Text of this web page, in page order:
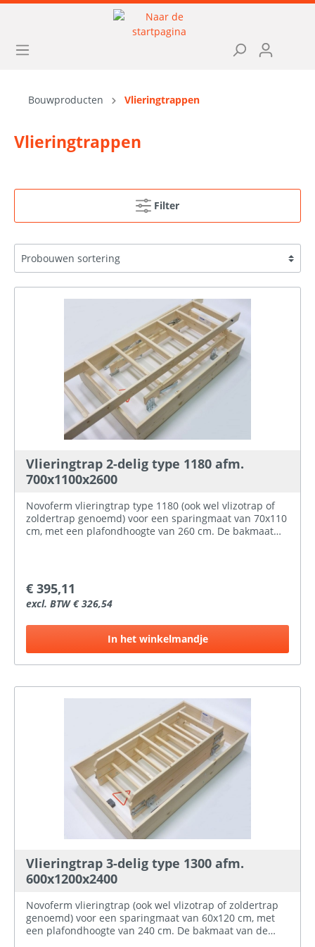
Bouwproducten Vlieringtrappen
Vlieringtrappen
Filter
Vlieringtrap 2-delig type 1180 afm.
700x1100x2600
Novoferm vlieringtrap type 1180 (ook wel vlizotrap of
zoldertrap genoemd) voor een sparingmaat van 70x110
cm, met een plafondhoogte van 260 cm. De bakmaat
(zoldertrappen) van Novoferm zijn voorzien van een
tweezijdig wit geisoleerd luik, met een verzonken
sluiting. De treden van de vlieringtrap zijn voorzien van
verbonden aan de trapboom door een
zwaluwstaartverbinding. De afstand tussen de
vlieringtrap en het luik is 8 cm, waardoor de trap ook
schoenmaat. Trapvergrendeling door middel van
bladveer. Door de schuifconstructie is er op de zolder
€ 395,11
excl. BTW € 326,54
In het winkelmandje
Vlieringtrap 3-delig type 1300 afm.
600x1200x2400
Novoferm vlieringtrap (ook wel vlizotrap of zoldertrap
genoemd) voor een sparingmaat van 60x120 cm, met
een plafondhoogte van 240 cm. De bakmaat van de